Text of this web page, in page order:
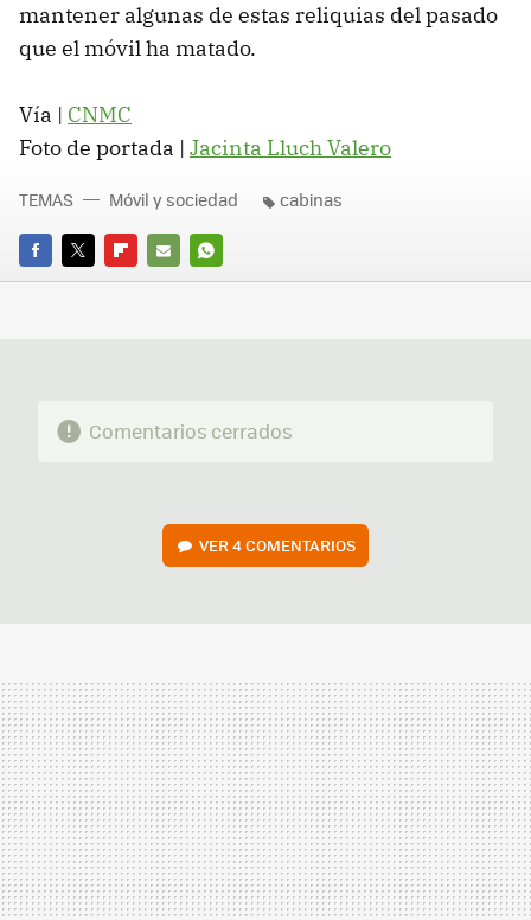
mantener algunas de estas reliquias del pasado
que el móvil ha matado.
Vía | CNMC
Foto de portada | Jacinta Lluch Valero
FACEBOOK
TWITTERFLIPBOARD
E-
WHATSAPP
TEMAS Móvil y sociedad cabinas
Comentarios cerrados
VER 4 COMENTARIOS